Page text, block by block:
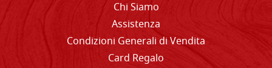
Chi Siamo
Assistenza
Condizioni Generali di Vendita
Card Regalo